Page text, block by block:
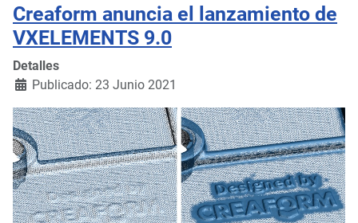
Creaform anuncia el lanzamiento de
VXELEMENTS 9.0
Detalles
Publicado: 23 Junio 2021